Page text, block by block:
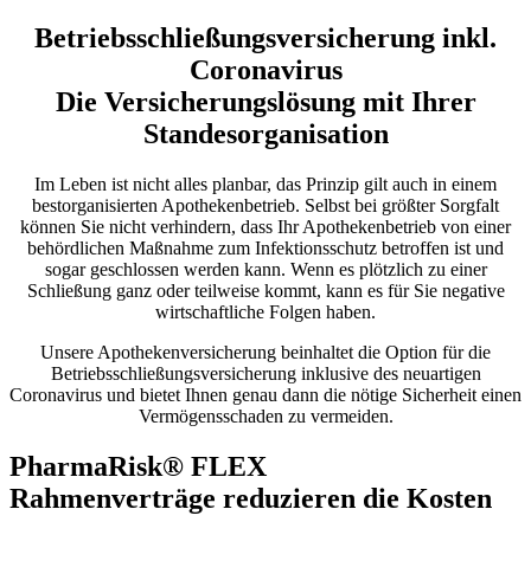
Betriebsschließungsversicherung inkl.
Coronavirus
Die Versicherungslösung mit Ihrer
Standesorganisation
Im Leben ist nicht alles planbar, das Prinzip gilt auch in einem
bestorganisierten Apothekenbetrieb. Selbst bei größter Sorgfalt
können Sie nicht verhindern, dass Ihr Apothekenbetrieb von einer
behördlichen Maßnahme zum Infektionsschutz betroffen ist und
sogar geschlossen werden kann. Wenn es plötzlich zu einer
Schließung ganz oder teilweise kommt, kann es für Sie negative
wirtschaftliche Folgen haben.
Unsere Apothekenversicherung beinhaltet die Option für die
Betriebsschließungsversicherung inklusive des neuartigen
Coronavirus und bietet Ihnen genau dann die nötige Sicherheit einen
Vermögensschaden zu vermeiden.
PharmaRisk® FLEX
Rahmenverträge reduzieren die Kosten